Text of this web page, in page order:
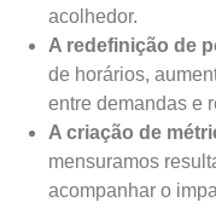
acolhedor.
A redefinição de
de horários,
entre demandas e
A criação de
mensuramos
acompanhar o